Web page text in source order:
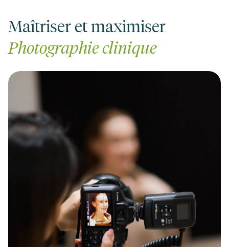
Maîtriser et maximiser
Photographie clinique